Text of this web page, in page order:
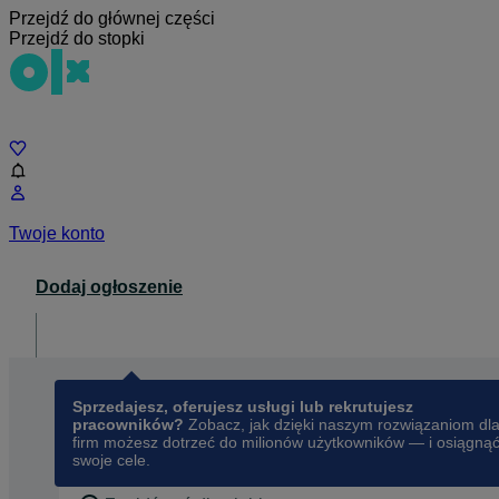
Przejdź do głównej części
Przejdź do stopki
Twoje konto
Dodaj ogłoszenie
Sprzedajesz, oferujesz usługi lub rekrutujesz
pracowników? Zobacz, jak dzięki naszym rozwiązaniom dla
firm możesz dotrzeć do milionów użytkowników — i osiągnąć
swoje cele.